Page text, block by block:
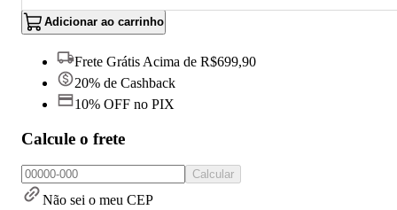
Adicionar ao carrinho
Frete Grátis Acima de R$699,90
20% de Cashback
10% OFF no PIX
Calcule o frete
Calcular
Não sei o meu CEP